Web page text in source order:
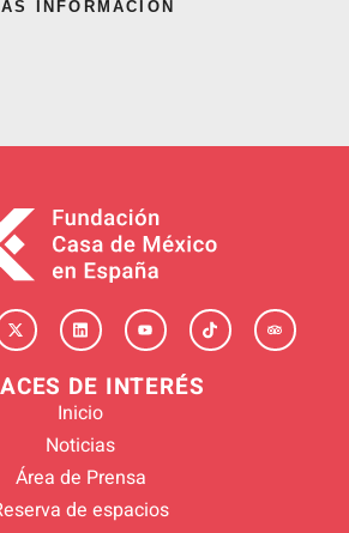
INFORMACIÓN
DE INTERÉS
Inicio
Noticias
Área de Prensa
de espacios